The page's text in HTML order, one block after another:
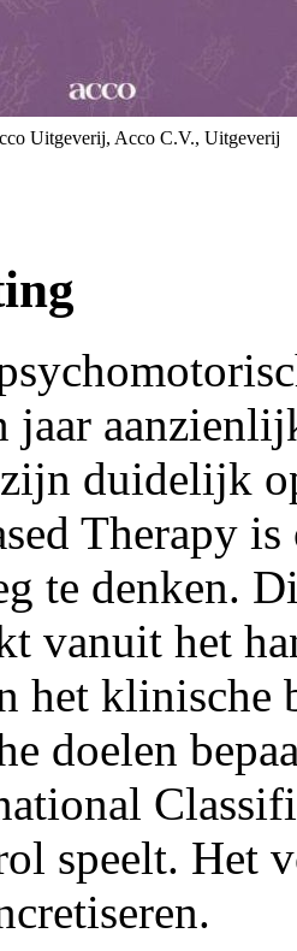
Uitgeverij, Acco C.V., Uitgeverij
duidelijk
Therapy
te denken.
vanuit het
het klinische
doelen
speelt. Het